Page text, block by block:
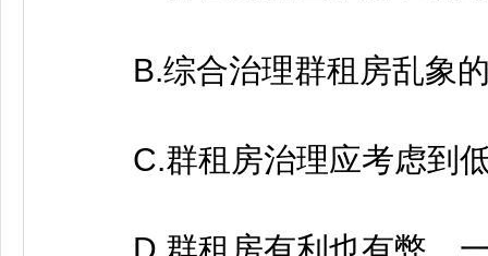
B.综合治理群租房乱象的
C.群租房治理应考虑到低